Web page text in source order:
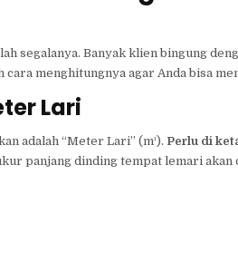
segalanya. Banyak klien bingung
cara menghitungnya agar Anda bisa
Lari
adalah “Meter Lari” (m¹). Perlu di
panjang dinding tempat lemari akan